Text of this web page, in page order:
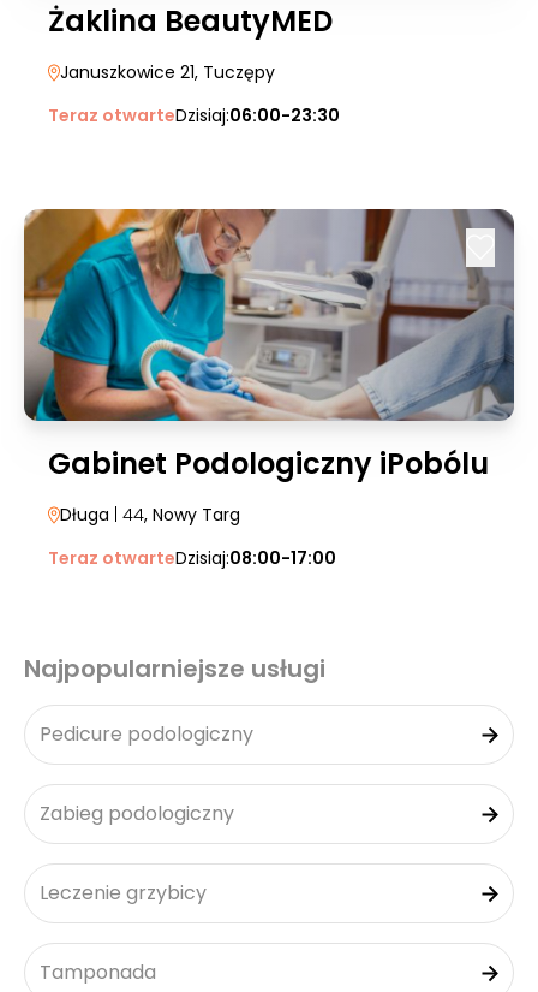
Żaklina BeautyMED
Januszkowice 21, Tuczępy
Teraz otwarteDzisiaj:06:00-23:30
Gabinet Podologiczny iPobólu
Długa | 44, Nowy Targ
Teraz otwarteDzisiaj:08:00-17:00
Najpopularniejsze usługi
Pedicure podologiczny
Zabieg podologiczny
Leczenie grzybicy
Tamponada